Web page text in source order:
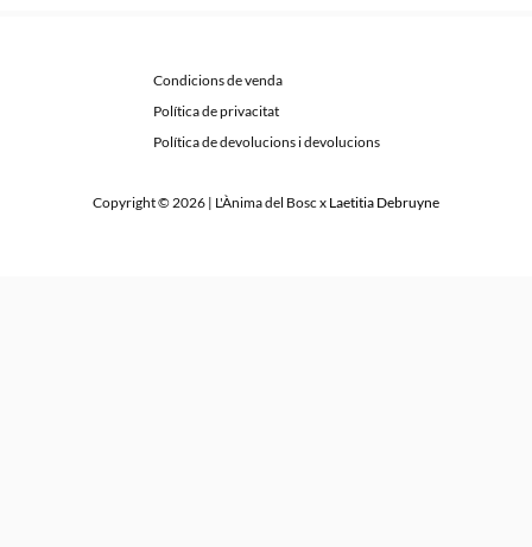
Condicions de venda
Política de privacitat
Política de devolucions i devolucions
Copyright © 2026 | L'Ànima del Bosc x Laetitia Debruyne